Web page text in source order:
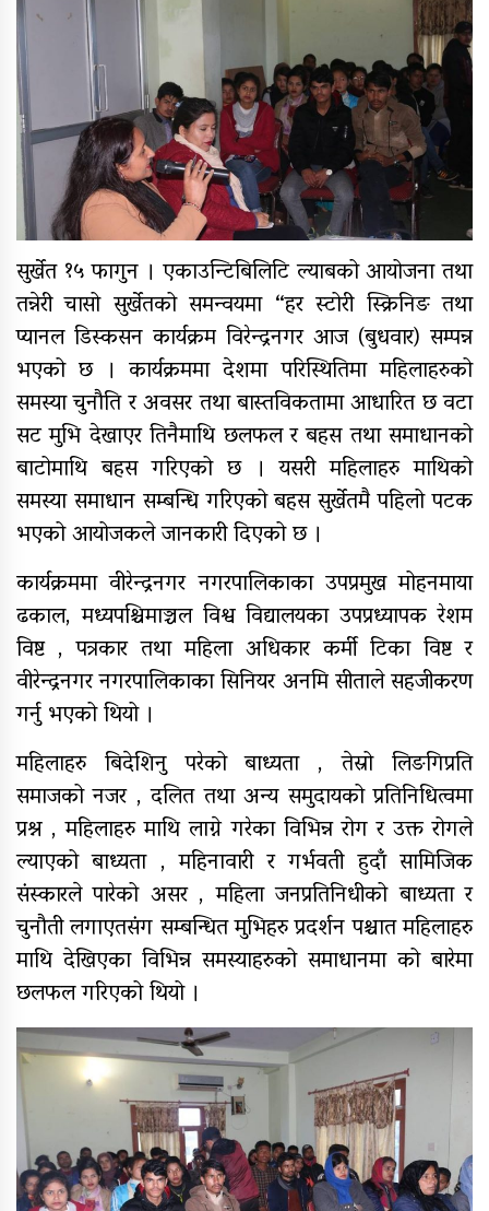
९४ पिन्ट रगत संकलन
कर्णाली प्रदेश सरकारद्वारा सवारी
साधनमा नयाँ कर र दस्तुर निर्धारण
क्यान्सर अस्पताल खजुरामा
बालबालिकाकालागि कृतिम खेल सामाग्री
हस्तान्तरण
बर्दियाको राजापूरमा सर्वाधिक शतक
रक्तदाता कर्माचार्य सम्मानित
मुगुमा नेपाल स्वयंसेवी रक्तदाता समाज
गठन, अध्यक्षमा बुढा
नेपाल रेडक्रसका केन्द्रीय कोषाध्यक्ष
कर्माचार्यद्वारा बाँके शाखामा भेटघाट
नेपालका सर्वाधिक स्वयंसेवी शतक
पटकको रक्तदान
सुर्खेत १५ फागुन । एकाउन्टिबिलिटि ल्याबको आयोजना तथा
तन्नेरी चासो सुर्खेतको समन्वयमा “हर स्टोरी स्क्रिनिङ तथा
प्यानल डिस्कसन कार्यक्रम विरेन्द्रनगर आज (बुधवार) सम्पन्न
भएको छ । कार्यक्रममा देशमा परिस्थितिमा महिलाहरुको
समस्या चुनौति र अवसर तथा बास्तविकतामा आधारित छ वटा
सट मुभि देखाएर तिनैमाथि छलफल र बहस तथा समाधानको
बाटोमाथि बहस गरिएको छ । यसरी महिलाहरु माथिको
समस्या समाधान सम्बन्धि गरिएको बहस सुर्खेतमै पहिलो पटक
भएको आयोजकले जानकारी दिएको छ ।
कार्यक्रममा वीरेन्द्रनगर नगरपालिकाका उपप्रमुख मोहनमाया
ढकाल, मध्यपश्चिमाञ्चल विश्व विद्यालयका उपप्रध्यापक रेशम
विष्ट , पत्रकार तथा महिला अधिकार कर्मी टिका विष्ट र
वीरेन्द्रनगर नगरपालिकाका सिनियर अनमि सीताले सहजीकरण
गर्नु भएको थियो ।
महिलाहरु बिदेशिनु परेको बाध्यता , तेस्रो लिङगिप्रति
समाजको नजर , दलित तथा अन्य समुदायको प्रतिनिधित्वमा
प्रश्न , महिलाहरु माथि लाग्ने गरेका विभिन्न रोग र उक्त रोगले
ल्याएको बाध्यता , महिनावारी र गर्भवती हुदाँ सामिजिक
संस्कारले पारेको असर , महिला जनप्रतिनिधीको बाध्यता र
चुनौती लगाएतसंग सम्बन्धित मुभिहरु प्रदर्शन पश्चात महिलाहरु
माथि देखिएका विभिन्न समस्याहरुको समाधानमा को बारेमा
छलफल गरिएको थियो ।